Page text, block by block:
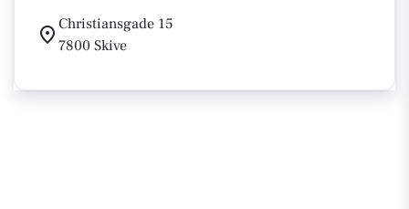
Christiansgade 15
7800 Skive